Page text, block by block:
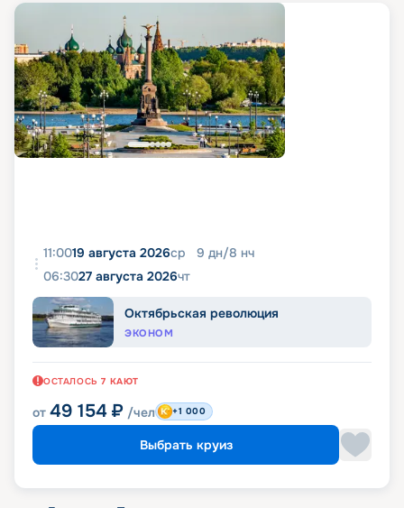
11:0019 августа 2026ср 9 дн/8 нч
06:3027 августа 2026чт
Октябрьская революция
ЭКОНОМ
ОСТАЛОСЬ 7 КАЮТ
от 49 154 ₽ /чел +1 000
Выбрать круиз